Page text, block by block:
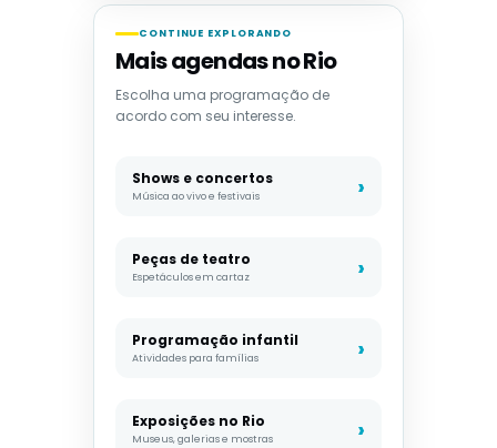
CONTINUE EXPLORANDO
Mais agendas no Rio
Escolha uma programação de
acordo com seu interesse.
Shows e concertos
Música ao vivo e festivais
Peças de teatro
Espetáculos em cartaz
Programação infantil
Atividades para famílias
Exposições no Rio
Museus, galerias e mostras